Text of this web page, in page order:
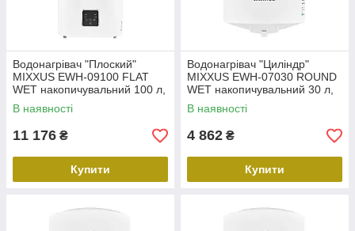
Водонагрівач "Плоский"
MIXXUS EWH-09100 FLAT
WET накопичувальний 100 л,
мокрий тен 2 kW (WH0596)
В наявності
11 176 ₴
Купити
Водонагрівач "Циліндр"
MIXXUS EWH-07030 ROUND
WET накопичувальний 30 л,
мокрий тен 1,5 kW (WH0600)
В наявності
4 862 ₴
Купити